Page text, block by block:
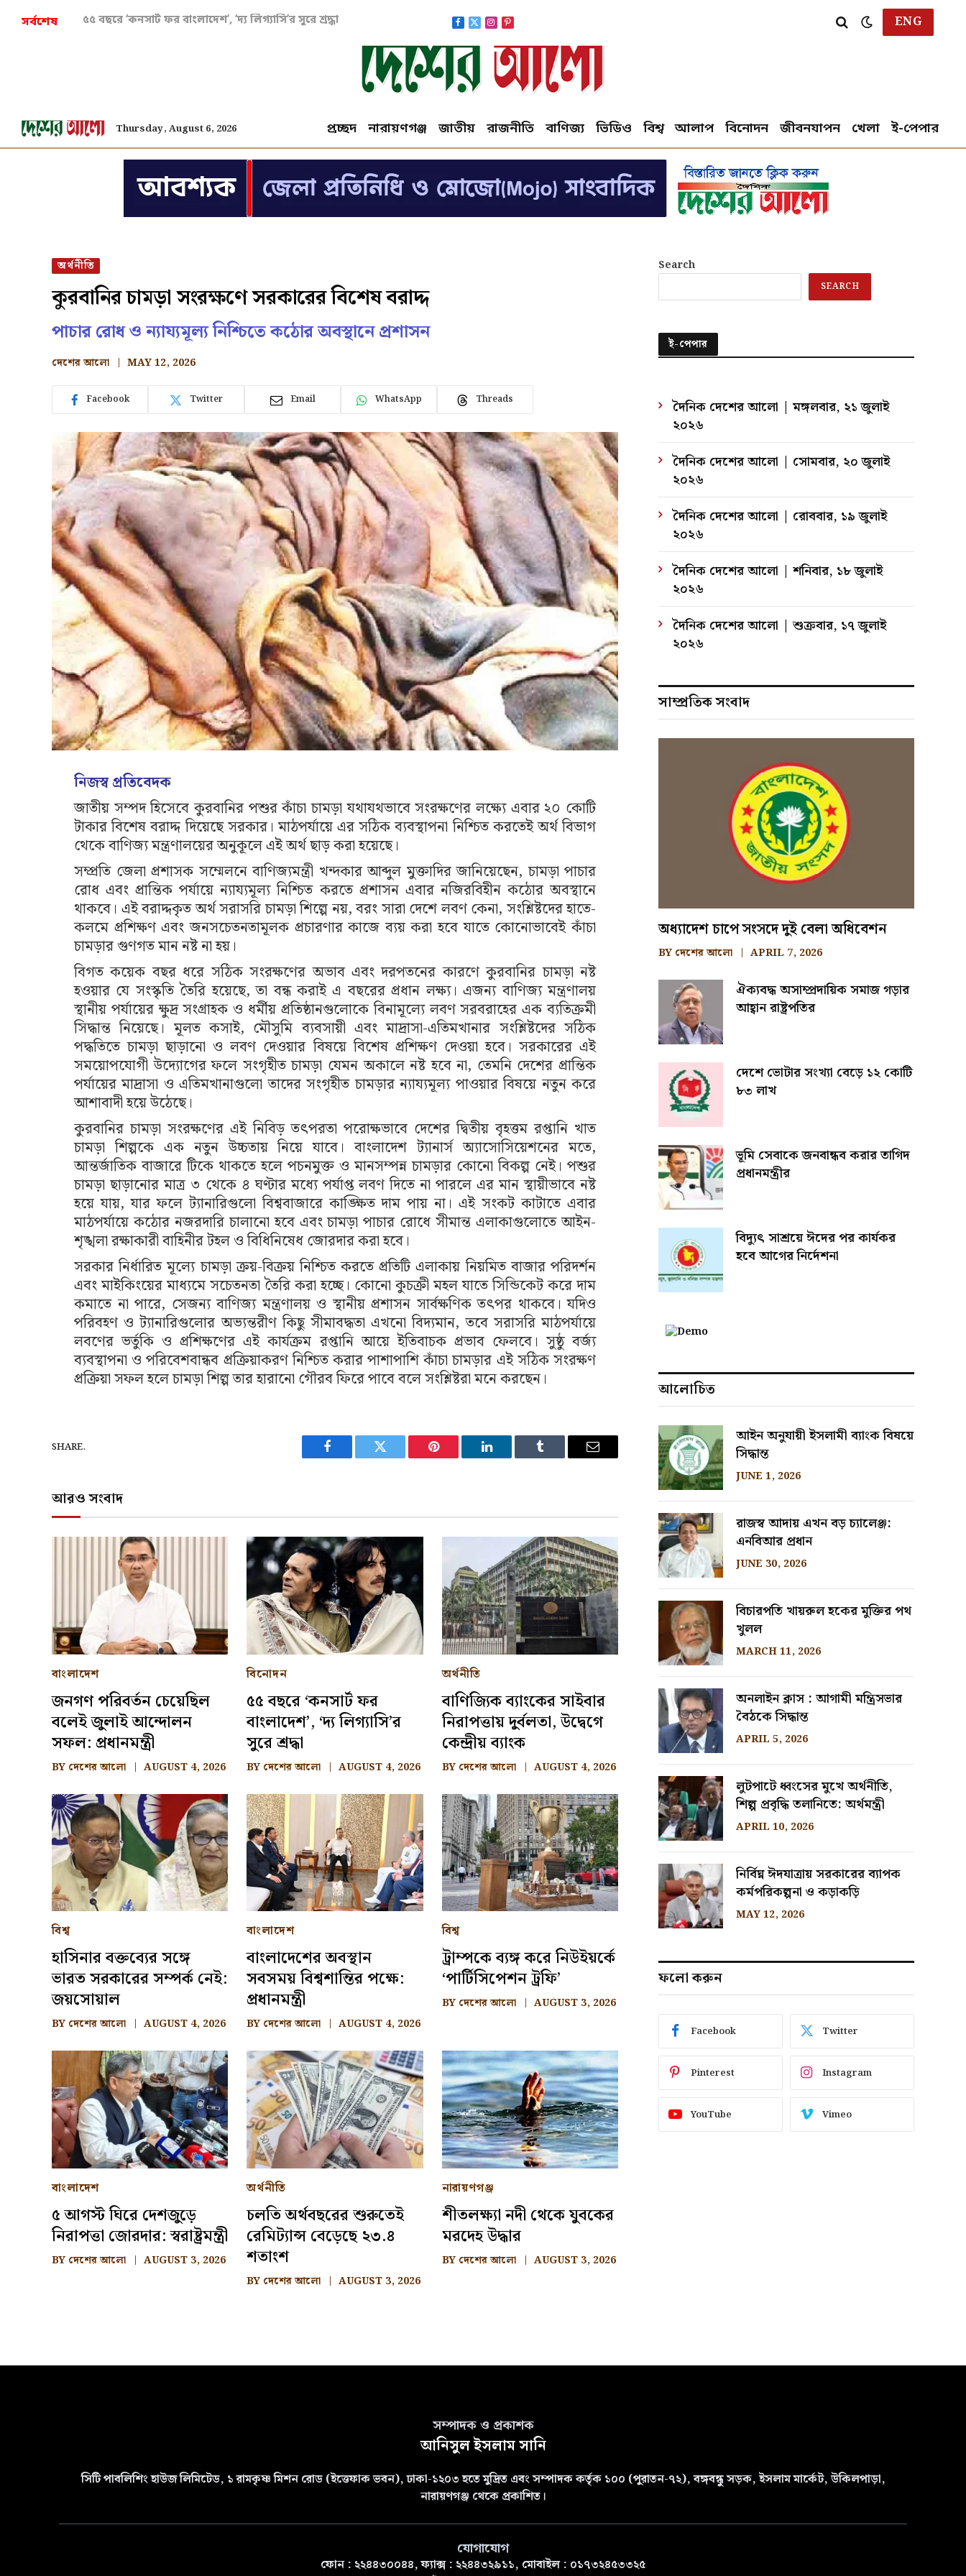
সর্বশেষ ৫৫ বছরে ‘কনসার্ট ফর বাংলাদেশ’, ‘দ্য লিগ্যাসি’র সুরে শ্রদ্ধা
Facebook
X
(Twitter)
Instagram
Pinterest ENG
Thursday, August 6, 2026 প্রচ্ছদ নারায়ণগঞ্জ জাতীয় রাজনীতি বাণিজ্য ভিডিও বিশ্ব আলাপ বিনোদন জীবনযাপন খেলা ই-পেপার
অর্থনীতি
কুরবানির চামড়া সংরক্ষণে সরকারের বিশেষ বরাদ্দ
পাচার রোধ ও ন্যায্যমূল্য নিশ্চিতে কঠোর অবস্থানে প্রশাসন
দেশের আলো MAY 12, 2026
Facebook Twitter Email WhatsApp Threads
নিজস্ব প্রতিবেদক
জাতীয় সম্পদ হিসেবে কুরবানির পশুর কাঁচা চামড়া যথাযথভাবে সংরক্ষণের লক্ষ্যে এবার ২০ কোটি
টাকার বিশেষ বরাদ্দ দিয়েছে সরকার। মাঠপর্যায়ে এর সঠিক ব্যবস্থাপনা নিশ্চিত করতেই অর্থ বিভাগ
থেকে বাণিজ্য মন্ত্রণালয়ের অনুকূলে এই অর্থ ছাড় করা হয়েছে।
সম্প্রতি জেলা প্রশাসক সম্মেলনে বাণিজ্যমন্ত্রী খন্দকার আব্দুল মুক্তাদির জানিয়েছেন, চামড়া পাচার
রোধ এবং প্রান্তিক পর্যায়ে ন্যায্যমূল্য নিশ্চিত করতে প্রশাসন এবার নজিরবিহীন কঠোর অবস্থানে
থাকবে। এই বরাদ্দকৃত অর্থ সরাসরি চামড়া শিল্পে নয়, বরং সারা দেশে লবণ কেনা, সংশ্লিষ্টদের হাতে-
কলমে প্রশিক্ষণ এবং জনসচেতনতামূলক প্রচারণার কাজে ব্যয় করা হবে যাতে কোনোভাবেই কাঁচা
চামড়ার গুণগত মান নষ্ট না হয়।
বিগত কয়েক বছর ধরে সঠিক সংরক্ষণের অভাব এবং দরপতনের কারণে কুরবানির চামড়া নষ্ট
হওয়ার যে সংস্কৃতি তৈরি হয়েছে, তা বন্ধ করাই এ বছরের প্রধান লক্ষ্য। এজন্য বাণিজ্য মন্ত্রণালয়
স্থানীয় পর্যায়ের ক্ষুদ্র সংগ্রাহক ও ধর্মীয় প্রতিষ্ঠানগুলোকে বিনামূল্যে লবণ সরবরাহের এক ব্যতিক্রমী
সিদ্ধান্ত নিয়েছে। মূলত কসাই, মৌসুমি ব্যবসায়ী এবং মাদ্রাসা-এতিমখানার সংশ্লিষ্টদের সঠিক
পদ্ধতিতে চামড়া ছাড়ানো ও লবণ দেওয়ার বিষয়ে বিশেষ প্রশিক্ষণ দেওয়া হবে। সরকারের এই
সময়োপযোগী উদ্যোগের ফলে সংগৃহীত চামড়া যেমন অকালে নষ্ট হবে না, তেমনি দেশের প্রান্তিক
পর্যায়ের মাদ্রাসা ও এতিমখানাগুলো তাদের সংগৃহীত চামড়ার ন্যায্যমূল্য পাওয়ার বিষয়ে নতুন করে
আশাবাদী হয়ে উঠেছে।
কুরবানির চামড়া সংরক্ষণের এই নিবিড় তৎপরতা পরোক্ষভাবে দেশের দ্বিতীয় বৃহত্তম রপ্তানি খাত
চামড়া শিল্পকে এক নতুন উচ্চতায় নিয়ে যাবে। বাংলাদেশ ট্যানার্স অ্যাসোসিয়েশনের মতে,
আন্তর্জাতিক বাজারে টিকে থাকতে হলে পচনমুক্ত ও মানসম্পন্ন চামড়ার কোনো বিকল্প নেই। পশুর
চামড়া ছাড়ানোর মাত্র ৩ থেকে ৪ ঘণ্টার মধ্যে পর্যাপ্ত লবণ দিতে না পারলে এর মান স্থায়ীভাবে নষ্ট
হয়ে যায়, যার ফলে ট্যানারিগুলো বিশ্ববাজারে কাঙ্ক্ষিত দাম পায় না। এই সংকট কাটাতে এবার
মাঠপর্যায়ে কঠোর নজরদারি চালানো হবে এবং চামড়া পাচার রোধে সীমান্ত এলাকাগুলোতে আইন-
শৃঙ্খলা রক্ষাকারী বাহিনীর টহল ও বিধিনিষেধ জোরদার করা হবে।
সরকার নির্ধারিত মূল্যে চামড়া ক্রয়-বিক্রয় নিশ্চিত করতে প্রতিটি এলাকায় নিয়মিত বাজার পরিদর্শন
এবং মাইকিংয়ের মাধ্যমে সচেতনতা তৈরি করা হচ্ছে। কোনো কুচক্রী মহল যাতে সিন্ডিকেট করে দাম
কমাতে না পারে, সেজন্য বাণিজ্য মন্ত্রণালয় ও স্থানীয় প্রশাসন সার্বক্ষণিক তৎপর থাকবে। যদিও
পরিবহণ ও ট্যানারিগুলোর অভ্যন্তরীণ কিছু সীমাবদ্ধতা এখনো বিদ্যমান, তবে সরাসরি মাঠপর্যায়ে
লবণের ভর্তুকি ও প্রশিক্ষণের এই কার্যক্রম রপ্তানি আয়ে ইতিবাচক প্রভাব ফেলবে। সুষ্ঠু বর্জ্য
ব্যবস্থাপনা ও পরিবেশবান্ধব প্রক্রিয়াকরণ নিশ্চিত করার পাশাপাশি কাঁচা চামড়ার এই সঠিক সংরক্ষণ
প্রক্রিয়া সফল হলে চামড়া শিল্প তার হারানো গৌরব ফিরে পাবে বলে সংশ্লিষ্টরা মনে করছেন।
SHARE.
Facebook Twitter Pinterest LinkedIn Tumblr Email
আরও সংবাদ
বাংলাদেশ
জনগণ পরিবর্তন চেয়েছিল
বলেই জুলাই আন্দোলন
সফল: প্রধানমন্ত্রী
BY দেশের আলো AUGUST 4, 2026
বিনোদন
৫৫ বছরে ‘কনসার্ট ফর
বাংলাদেশ’, ‘দ্য লিগ্যাসি’র
সুরে শ্রদ্ধা
BY দেশের আলো AUGUST 4, 2026
অর্থনীতি
বাণিজ্যিক ব্যাংকের সাইবার
নিরাপত্তায় দুর্বলতা, উদ্বেগে
কেন্দ্রীয় ব্যাংক
BY দেশের আলো AUGUST 4, 2026
বিশ্ব
হাসিনার বক্তব্যের সঙ্গে
ভারত সরকারের সম্পর্ক নেই:
জয়সোয়াল
BY দেশের আলো AUGUST 4, 2026
বাংলাদেশ
বাংলাদেশের অবস্থান
সবসময় বিশ্বশান্তির পক্ষে:
প্রধানমন্ত্রী
BY দেশের আলো AUGUST 4, 2026
বিশ্ব
ট্রাম্পকে ব্যঙ্গ করে নিউইয়র্কে
‘পার্টিসিপেশন ট্রফি’
BY দেশের আলো AUGUST 3, 2026
বাংলাদেশ
৫ আগস্ট ঘিরে দেশজুড়ে
নিরাপত্তা জোরদার: স্বরাষ্ট্রমন্ত্রী
BY দেশের আলো AUGUST 3, 2026
অর্থনীতি
চলতি অর্থবছরের শুরুতেই
রেমিট্যান্স বেড়েছে ২৩.৪
শতাংশ
BY দেশের আলো AUGUST 3, 2026
নারায়ণগঞ্জ
শীতলক্ষ্যা নদী থেকে যুবকের
মরদেহ উদ্ধার
BY দেশের আলো AUGUST 3, 2026
Search
SEARCH
ই-পেপার
দৈনিক দেশের আলো | মঙ্গলবার, ২১ জুলাই
২০২৬
দৈনিক দেশের আলো | সোমবার, ২০ জুলাই
২০২৬
দৈনিক দেশের আলো | রোববার, ১৯ জুলাই
২০২৬
দৈনিক দেশের আলো | শনিবার, ১৮ জুলাই
২০২৬
দৈনিক দেশের আলো | শুক্রবার, ১৭ জুলাই
২০২৬
সাম্প্রতিক সংবাদ
অধ্যাদেশ চাপে সংসদে দুই বেলা অধিবেশন
BY দেশের আলো APRIL 7, 2026
ঐক্যবদ্ধ অসাম্প্রদায়িক সমাজ গড়ার
আহ্বান রাষ্ট্রপতির
দেশে ভোটার সংখ্যা বেড়ে ১২ কোটি
৮৩ লাখ
ভূমি সেবাকে জনবান্ধব করার তাগিদ
প্রধানমন্ত্রীর
বিদ্যুৎ সাশ্রয়ে ঈদের পর কার্যকর
হবে আগের নির্দেশনা
আলোচিত
আইন অনুযায়ী ইসলামী ব্যাংক বিষয়ে
সিদ্ধান্ত
JUNE 1, 2026
রাজস্ব আদায় এখন বড় চ্যালেঞ্জ:
এনবিআর প্রধান
JUNE 30, 2026
বিচারপতি খায়রুল হকের মুক্তির পথ
খুলল
MARCH 11, 2026
অনলাইন ক্লাস : আগামী মন্ত্রিসভার
বৈঠকে সিদ্ধান্ত
APRIL 5, 2026
লুটপাটে ধ্বংসের মুখে অর্থনীতি,
শিল্প প্রবৃদ্ধি তলানিতে: অর্থমন্ত্রী
APRIL 10, 2026
নির্বিঘ্ন ঈদযাত্রায় সরকারের ব্যাপক
কর্মপরিকল্পনা ও কড়াকড়ি
MAY 12, 2026
ফলো করুন
Facebook Twitter
Pinterest Instagram
YouTube Vimeo
সম্পাদক ও প্রকাশক
আনিসুল ইসলাম সানি
সিটি পাবলিশিং হাউজ লিমিটেড, ১ রামকৃষ্ণ মিশন রোড (ইত্তেফাক ভবন), ঢাকা-১২০৩ হতে মুদ্রিত এবং সম্পাদক কর্তৃক ১০০ (পুরাতন-৭২), বঙ্গবন্ধু সড়ক, ইসলাম মার্কেট, উকিলপাড়া,
নারায়ণগঞ্জ থেকে প্রকাশিত।
যোগাযোগ
ফোন : ২২৪৪৩০০৪৪, ফ্যাক্স : ২২৪৪৩২৯১১, মোবাইল : ০১৭৩২৪৫৩৩২৫